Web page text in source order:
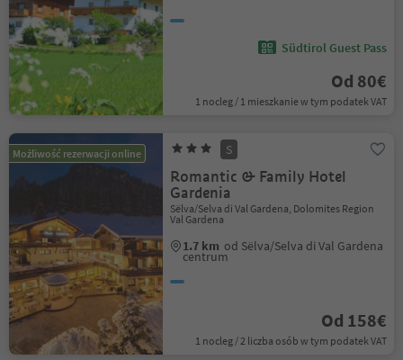
Südtirol Guest Pass
Od 80€
1 nocleg / 1 mieszkanie w tym podatek VAT
Możliwość rezerwacji online S
Romantic & Family Hotel
Gardenia
Sëlva/Selva di Val Gardena, Dolomites Region
Val Gardena
1.7 km od Sëlva/Selva di Val Gardena
centrum
Od 158€
1 nocleg / 2 liczba osób w tym podatek VAT